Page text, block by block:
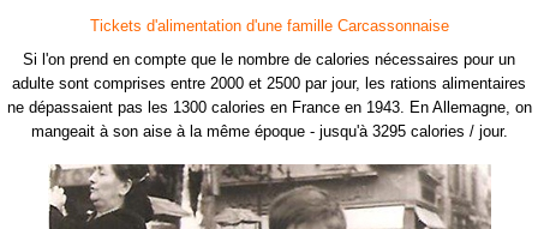
Tickets d'alimentation d'une famille Carcassonnaise
Si l'on prend en compte que le nombre de calories nécessaires pour un
adulte sont comprises entre 2000 et 2500 par jour, les rations alimentaires
ne dépassaient pas les 1300 calories en France en 1943. En Allemagne, on
mangeait à son aise à la même époque - jusqu'à 3295 calories / jour.